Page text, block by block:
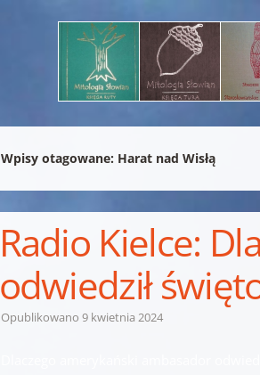
Wpisy otagowane: Harat nad Wisłą
Radio Kielce:
odwiedził
Opublikowano9 kwietnia 2024